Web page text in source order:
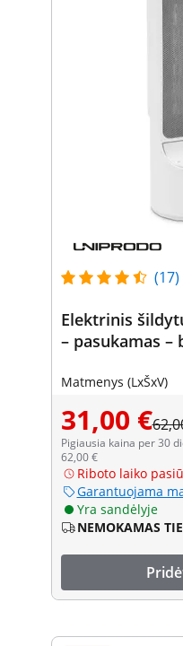
(17)
Elektrinis
– pasukamas –
Matmenys (LxŠxV)
31,00 €
Pigiausia kaina per 30
62,00 €
Riboto laiko
Garantuojama
Yra sandėlyje
NEMOKAMAS